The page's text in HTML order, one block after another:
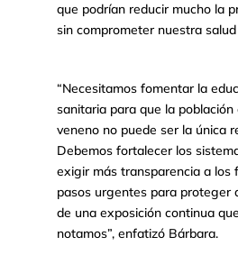
que podrían reducir mucho la
sin comprometer nuestra
“Necesitamos fomentar la
sanitaria para que la
veneno no puede ser la única
Debemos fortalecer los
exigir más transparencia a los
pasos urgentes para proteger
de una exposición continua
notamos”, enfatizó Bárbara.